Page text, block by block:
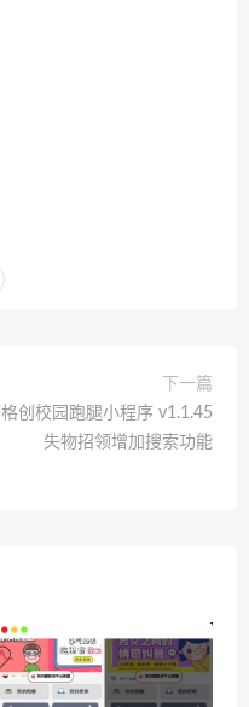
下一篇
格创校园跑腿小程序 v1.1.45
失物招领增加搜索功能